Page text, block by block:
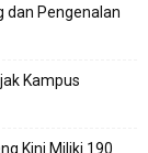
dan Pengenalan
Kampus
Kini Miliki 190